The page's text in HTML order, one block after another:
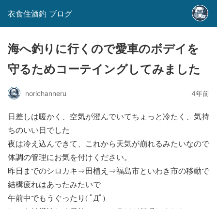
衣食住酒釣 ブログ
海へ釣りに行くので愛車のボデイを
守るためコーテイングしてみました
norichanneru 4年前
日差しは暖かく、空気が澄んでいてちょっと冷たく、気持
ちのいい日でした
夜は冷え込んできて、これから天気が崩れるみたいなので
体調の管理にお気を付けください。
昨日までのシロカキ⇒田植え⇒福島市といわき市の移動で
結構疲れはあったみたいで
午前中でもうぐったり( ﾟДﾟ)